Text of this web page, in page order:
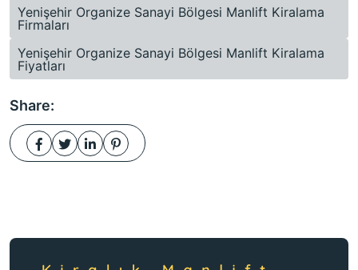
Yenişehir Organize Sanayi Bölgesi Manlift Kiralama
Firmaları
Yenişehir Organize Sanayi Bölgesi Manlift Kiralama
Fiyatları
Share: